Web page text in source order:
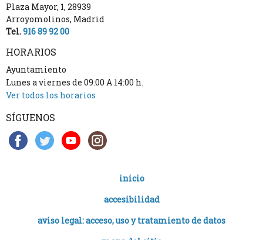
Plaza Mayor, 1, 28939
Arroyomolinos, Madrid
Tel.916 89 92 00
HORARIOS
Ayuntamiento
Lunes a viernes de 09:00 A 14:00 h.
Ver todos los horarios
SÍGUENOS
inicio
accesibilidad
aviso legal: acceso, uso y tratamiento de datos